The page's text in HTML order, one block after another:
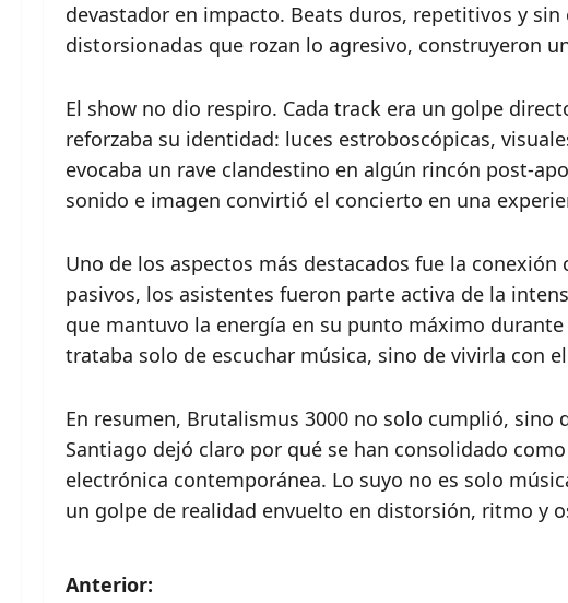
devastador en impacto. Beats duros, repetitivos y
distorsionadas que rozan lo agresivo, construyeron
El show no dio respiro. Cada track era un golpe
reforzaba su identidad: luces estroboscópicas,
evocaba un rave clandestino en algún rincón post-
sonido e imagen convirtió el concierto en una
Uno de los aspectos más destacados fue la
pasivos, los asistentes fueron parte activa de la
que mantuvo la energía en su punto máximo
trataba solo de escuchar música, sino de vivirla con
En resumen, Brutalismus 3000 no solo cumplió, sino
Santiago dejó claro por qué se han consolidado
electrónica contemporánea. Lo suyo no es solo
un golpe de realidad envuelto en distorsión, ritmo y
N
Anterior: